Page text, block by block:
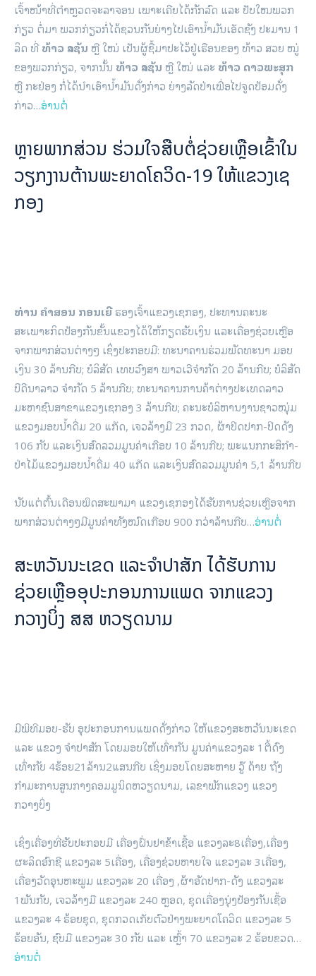
ເຈົ້າໜ້າທີ່ຕຳຫຼວດຈະລາຈອນ ເພາະເຄີຍໄດ້ກັກລົດ ແລະ ປັບໃໝພວກ
ກ່ຽວ ຕໍ່ມາ ພວກກ່ຽວກໍ່ໄດ້ຊວນກັນຍ່າງໄປເອົານ້ຳມັນເອັດຊັງ ປະມານ 1
ລິດ ທີ່ທ້າວ ລາຊັນ ຫຼື ໃໝ່ ເປັນຜູ້ຊື້ມາປະໄວ້ຢູ່ເຮືອນຂອງ ທ້າວ ສວຍ ໝູ່
ຂອງພວກກ່ຽວ, ຈາກນັ້ນ ທ້າວ ລາຊັນ ຫຼື ໃໝ່ ແລະ ທ້າວ ດາວພະສຸກ
ຫຼື ກະຢ່ອງ ກໍ່ໄດ້ນຳເອົານ້ຳມັນດັ່ງກ່າວ ຍ່າງລັດປ່າເພື່ອໄປຈູດປ້ອມດັ່ງ
ກ່າວ…ອ່ານຕໍ່
ຫຼາຍພາກສ່ວນ ຮ່ວມໃຈສືບຕໍ່ຊ່ວຍເຫຼືອເຂົ້າໃນ
ວຽກງານຕ້ານພະຍາດໂຄວິດ-19 ໃຫ້ແຂວງເຊ
ກອງ
ທ່ານ ຄໍາສອນ ກອນເຍີຮອງເຈົ້າແຂວງເຊກອງ, ປະທານຄະນະ
ສະເພາະກິດປ້ອງກັນຂັ້ນແຂວງໄດ້ໃຫ້ກຽດຮັບເງິນ ແລະເຄື່ອງຊ່ວຍເຫຼືອ
ຈາກພາກສ່ວນຕ່າງໆ ເຊິ່ງປະກອບມີ: ທະນາຄານຮ່ວມພັດທະນາ ມອບ
ເງິນ 30 ລ້ານກີບ; ບໍລິສັດ ເທບວົງສາ ພາວເວີຈໍາກັດ 20 ລ້ານກີບ; ບໍລິສັດ
ບີດີນາລາວ ຈໍາກັດ 5 ລ້ານກີບ; ທະນາຄານການຄ້າຕ່າງປະເທດລາວ
ມະຫາຊົນສາຂາແຂວງເຊກອງ 3 ລ້ານກີບ; ຄະນະບໍລິຫານງານຊາວໝຸ່ມ
ແຂວງມອບນໍ້າດື່ມ 20 ແກັດ, ເຈວລ້າງມື 23 ກວດ, ຜ້າປິດປາກ-ປິດດັງ
106 ກັບ ແລະເງິນສົດລວມມູນຄ່າເກືອບ 10 ລ້ານກີບ; ພະແນກກະສິກໍາ-
ປ່າໄມ້ແຂວງມອບນໍ້າດື່ມ 40 ແກັດ ແລະເງິນສົດລວມມູນຄ່າ 5,1 ລ້ານກີບ
ນັບແຕ່ຕົ້ນເດືອນພຶດສະພາມາ ແຂວງເຊກອງໄດ້ຮັບການຊ່ວຍເຫຼືອຈາກ
ພາກສ່ວນຕ່າງໆມີມູນຄ່າທັງໝົດເກືອບ 900 ກວ່າລ້ານກີບ…ອ່ານຕໍ່
ສະຫວັນນະເຂດ ແລະຈຳປາສັກ ໄດ້ຮັບການ
ຊ່ວຍເຫຼືອອຸປະກອນການແພດ ຈາກແຂວງ
ກວາງບິ່ງ ສສ ຫວຽດນາມ
ມີພິທີມອບ-ຮັບ ອຸປະກອນການແພດດັ່ງກ່າວ ໃຫ້ແຂວງສະຫວັນນະເຂດ
ແລະ ແຂວງ ຈໍາປາສັກ ໂດຍມອບໃຫ້ເທົ່າກັນ ມູນຄ່າແຂວງລະ 1ຕື້ດົງ
ເທົ່າກັບ 4ຮ້ອຍ21ລ້ານ2ແສນກີບ ເຊິ່ງມອບໂດຍສະຫາຍ ວູ໊ ດ້າຍ ຖັງ
ກໍາມະການສູນກາງຄອມມູນິດຫວຽດນາມ, ເລຂາພັກແຂວງ ແຂວງ
ກວາງບິ່ງ
ເຊິ່ງເຄື່ອງທີ່ຮັບປະກອບມີ ເຄື່ອງຝົ່ນຢາຂ້າເຊື້ອ ແຂວງລະ8ເຄື່ອງ,ເຄື່ອງ
ຜະລິດອົກຊີ ແຂວງລະ 5ເຄື່ອງ, ເຄື່ອງຊ່ວຍຫາຍໃຈ ແຂວງລະ 3ເຄື່ອງ,
ເຄື່ອງວັດອຸນຫະພູມ ແຂວງລະ 20 ເຄື່ອງ ,ຜ້າອັດປາກ-ດັງ ແຂວງລະ
1ພັນກັບ, ເຈວລ້າງມື ແຂວງລະ 240 ຫຼອດ, ຊຸດເຄື່ອງນຸ່ງປ້ອງກັນເຊື້ອ
ແຂວງລະ 4 ຮ້ອຍຊຸດ, ຊຸດກວດເກັບຕົວຢ່າງພະຍາດໂຄວິດ ແຂວງລະ 5
ຮ້ອຍອັນ, ຊົບມື ແຂວງລະ 30 ກັບ ແລະ ເຫຼົ້າ 70 ແຂວງລະ 2 ຮ້ອຍຂວດ…
ອ່ານຕໍ